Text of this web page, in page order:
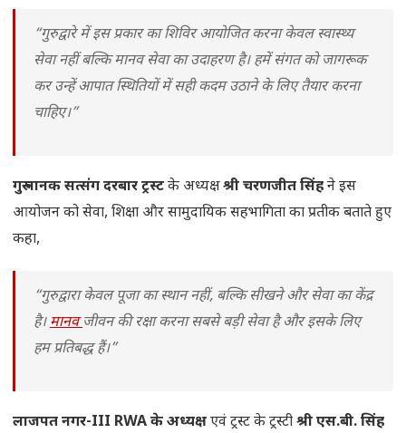
“गुरुद्वारे में इस प्रकार का शिविर आयोजित करना केवल स्वास्थ्य
सेवा नहीं बल्कि मानव सेवा का उदाहरण है। हमें संगत को जागरूक
कर उन्हें आपात स्थितियों में सही कदम उठाने के लिए तैयार करना
चाहिए।”
गुरु नानक सत्संग दरबार ट्रस्टके अध्यक्षश्री चरणजीत सिंहने इस
आयोजन को सेवा, शिक्षा और सामुदायिक सहभागिता का प्रतीक बताते हुए
कहा,
“गुरुद्वारा केवल पूजा का स्थान नहीं, बल्कि सीखने और सेवा का केंद्र
है।मानवजीवन की रक्षा करना सबसे बड़ी सेवा है और इसके लिए
हम प्रतिबद्ध हैं।”
लाजपत नगर-III RWA के अध्यक्षएवं ट्रस्ट के ट्रस्टीश्री एस.बी. सिंह